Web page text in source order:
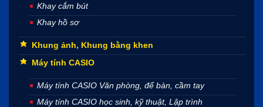
Khay cắm bút
Khay hồ sơ
Khung ảnh, Khung bằng khen
Máy tính CASIO
Máy tính CASIO Văn phòng, để bàn, cầm tay
Máy tính CASIO học sinh, kỹ thuật, Lập trình